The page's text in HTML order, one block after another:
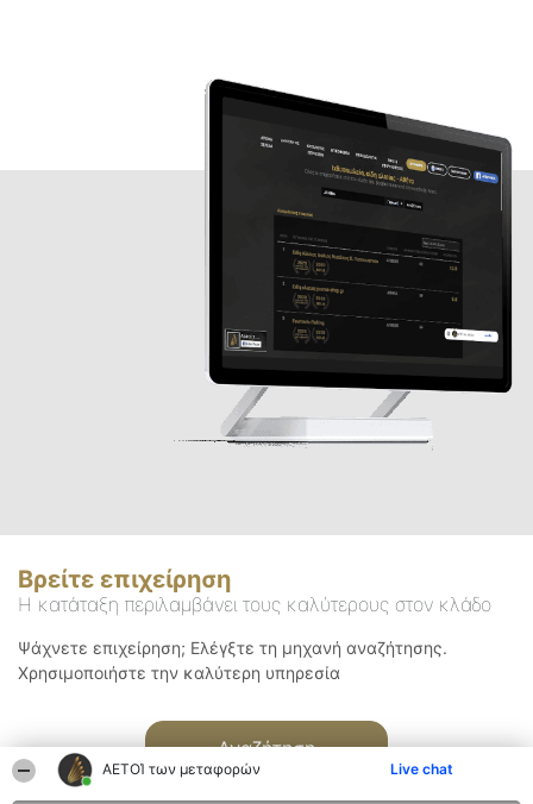
ΑΕΤΟΊ των μεταφορών Live chat
Βρείτε επιχείρηση
Η κατάταξη περιλαμβάνει τους καλύτερους στον κλάδο
Ψάχνετε επιχείρηση; Ελέγξτε τη μηχανή αναζήτησης.
Χρησιμοποιήστε την καλύτερη υπηρεσία
Αναζήτηση